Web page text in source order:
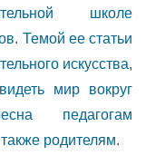
школе
Темой ее статьи
искусства,
мир вокруг
педагогам
родителям.